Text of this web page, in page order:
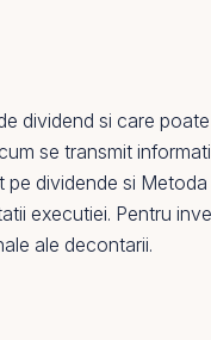
dividend si care
se transmit
pe dividende si Metoda
executiei. Pentru
ale decontarii.